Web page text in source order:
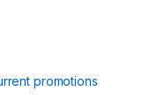
promotions